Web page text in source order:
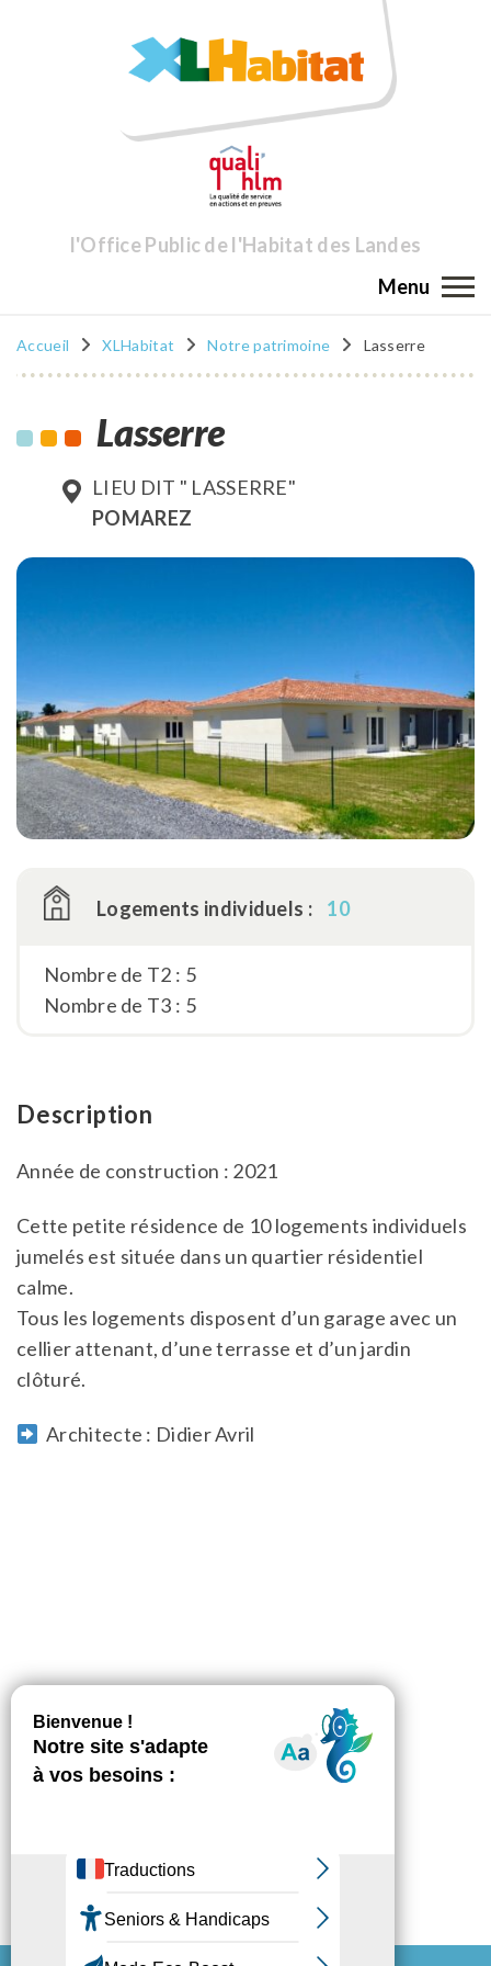
l'Office Public de l'Habitat des Landes
Menu
Accueil XLHabitat Notre patrimoine Lasserre
Lasserre
LIEU DIT " LASSERRE"
POMAREZ
Logements individuels : 10
Nombre de T2 : 5
Nombre de T3 : 5
Description
Année de construction : 2021
Cette petite résidence de 10 logements individuels
jumelés est située dans un quartier résidentiel
calme.
Tous les logements disposent d’un garage avec un
cellier attenant, d’une terrasse et d’un jardin
clôturé.
Architecte : Didier Avril